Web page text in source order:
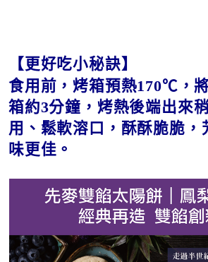
【更好吃小秘訣】
食用前，烤箱預熱170℃，
箱約3分鐘，烤熱後端出來
用、鬆軟溶口，酥酥脆脆，
味更佳。